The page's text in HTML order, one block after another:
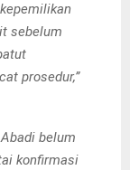
sebelum
prosedur,”
belum
konfirmasi